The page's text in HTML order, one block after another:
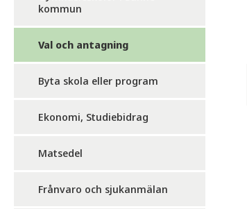
kommun
Val och antagning
Byta skola eller program
Ekonomi, Studiebidrag
Matsedel
Frånvaro och sjukanmälan